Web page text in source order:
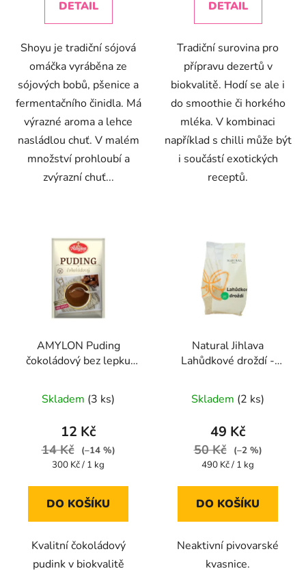
DETAIL
Shoyu je tradiční sójová
omáčka vyráběna ze
sójových bobů, pšenice a
fermentačního činidla. Má
výrazné aroma a lehce
nasládlou chuť. V malém
množství prohloubí a
zvýrazní chuť...
DETAIL
Tradiční surovina pro
přípravu dezertů v
biokvalitě. Hodí se ale i
do smoothie či horkého
mléka. V kombinaci
například s chilli může být
i součástí exotických
receptů.
AMYLON Puding
čokoládový bez lepku
Skladem (3 ks)
12 Kč
14 Kč
(–14 %)
Měrná
300 Kč / 1 kg
DO KOŠÍKU
Kvalitní čokoládový
pudink v biokvalitě
Natural Jihlava
Lahůdkové droždí -
Skladem (2 ks)
49 Kč
50 Kč
(–2 %)
Měrná
490 Kč / 1 kg
DO KOŠÍKU
Neaktivní pivovarské
kvasnice.